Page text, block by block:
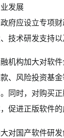
发展
府应设立专项
技术研发支持以
机构加大对软
、风险投资基
同时，对购买
促进正版软件的
对国产软件研